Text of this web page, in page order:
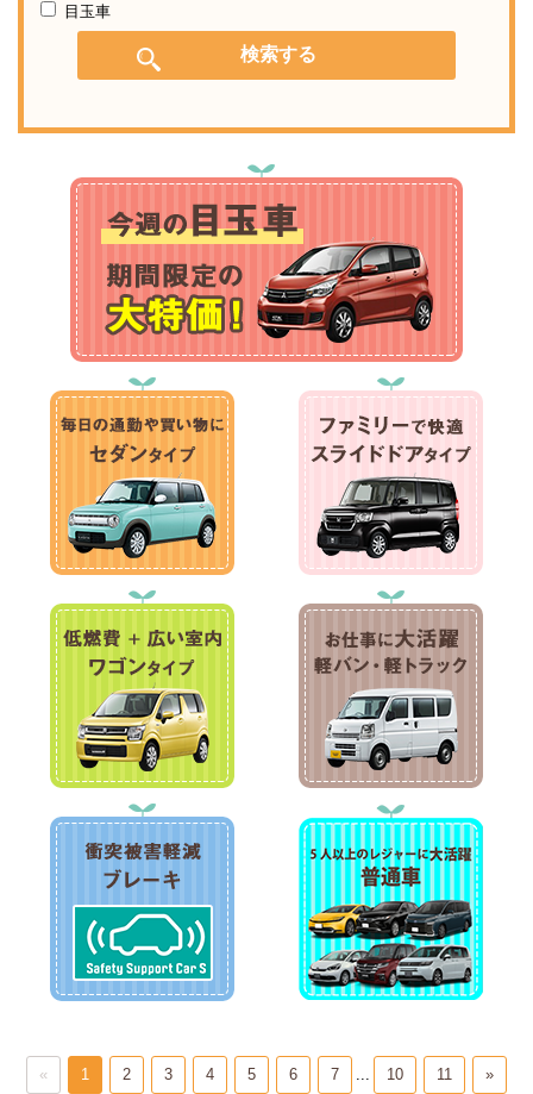
目玉車
« 1 2 3 4 5 6 7 10 11 »